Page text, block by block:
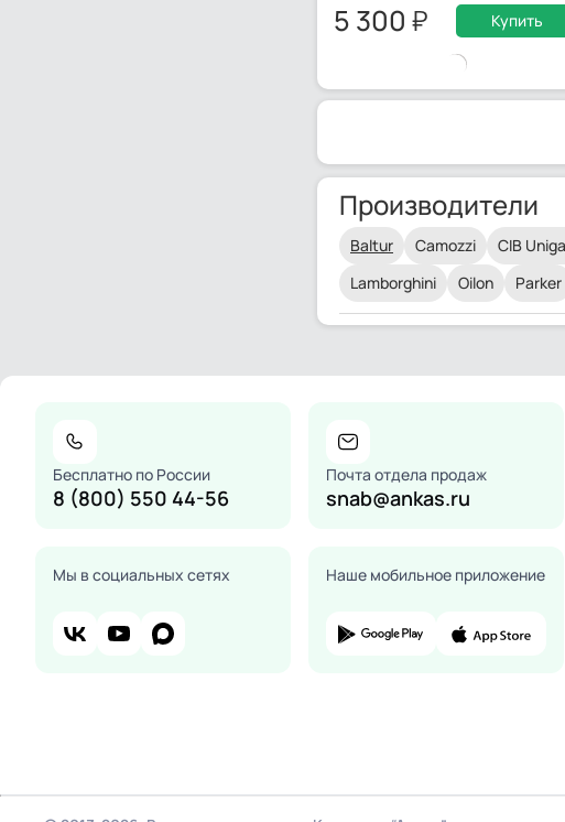
5 300 Купить
Производители
Baltur Camozzi CIB
Lamborghini
Oilon Parker
Бесплатно по России
8 (800) 550 44-56
Почта отдела продаж
snab@ankas.ru
Мы в социальных сетях Наше мобильное приложение